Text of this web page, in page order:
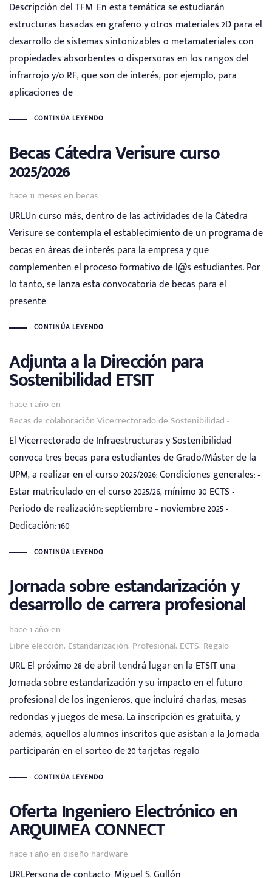
Descripción del TFM: En esta temática se estudiarán
estructuras basadas en grafeno y otros materiales 2D para el
desarrollo de sistemas sintonizables o metamateriales con
propiedades absorbentes o dispersoras en los rangos del
infrarrojo y/o RF, que son de interés, por ejemplo, para
aplicaciones de
CONTINÚA LEYENDO
Becas Cátedra Verisure curso
2025/2026
hace 11 mesesen
Tags becas
URLUn curso más, dentro de las actividades de la Cátedra
Verisure se contempla el establecimiento de un programa de
becas en áreas de interés para la empresa y que
complementen el proceso formativo de l@s estudiantes. Por
lo tanto, se lanza esta convocatoria de becas para el
presente
CONTINÚA LEYENDO
Adjunta a la Dirección para
Sostenibilidad ETSIT
hace 1 añoen
Tags
Becas de colaboración Vicerrectorado de Sostenibilidad -
El Vicerrectorado de Infraestructuras y Sostenibilidad
convoca tres becas para estudiantes de Grado/Máster de la
UPM, a realizar en el curso 2025/2026: Condiciones generales: •
Estar matriculado en el curso 2025/26, mínimo 30 ECTS •
Periodo de realización: septiembre – noviembre 2025 •
Dedicación: 160
CONTINÚA LEYENDO
Jornada sobre estandarización y
desarrollo de carrera profesional
hace 1 añoen
Tags
Libre elección; Estandarización; Profesional; ECTS; Regalo
URL El próximo 28 de abril tendrá lugar en la ETSIT una
Jornada sobre estandarización y su impacto en el futuro
profesional de los ingenieros, que incluirá charlas, mesas
redondas y juegos de mesa. La inscripción es gratuita, y
además, aquellos alumnos inscritos que asistan a la Jornada
participarán en el sorteo de 20 tarjetas regalo
CONTINÚA LEYENDO
Oferta Ingeniero Electrónico en
ARQUIMEA CONNECT
hace 1 añoen
Tags diseño hardware
URLPersona de contacto: Miguel S. Gullón